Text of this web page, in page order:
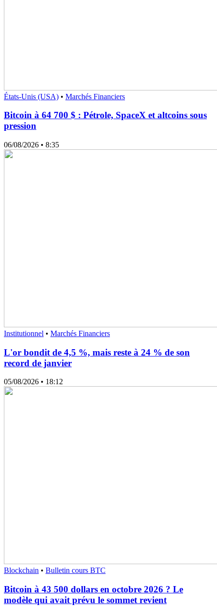
États-Unis (USA) • Marchés Financiers
Bitcoin à 64 700 $ : Pétrole, SpaceX et altcoins sous
pression
06/08/2026 • 8:35
Institutionnel • Marchés Financiers
L'or bondit de 4,5 %, mais reste à 24 % de son
record de janvier
05/08/2026 • 18:12
Blockchain • Bulletin cours BTC
Bitcoin à 43 500 dollars en octobre 2026 ? Le
modèle qui avait prévu le sommet revient